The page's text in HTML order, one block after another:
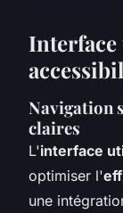
Navigation
claires
L'interface
optimiser l'
une